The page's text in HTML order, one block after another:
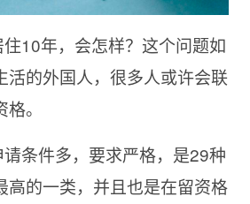
10年，会怎样？这个问题如
活的外国人，很多人或许会联
。
条件多，要求严格，是29种
高的一类，并且也是在留资格